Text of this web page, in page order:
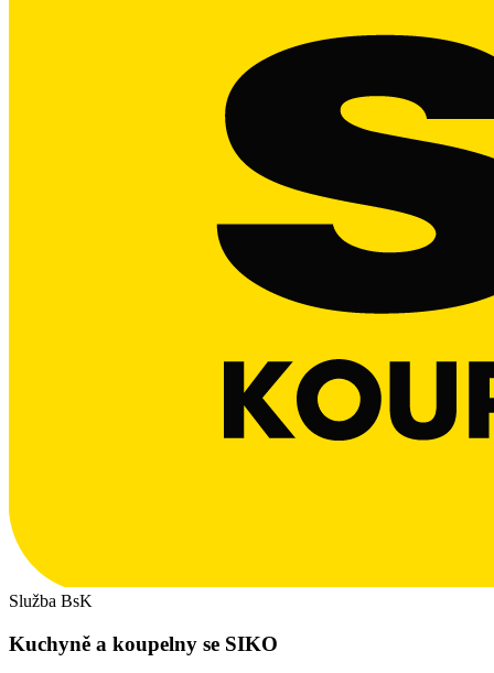
Služba BsK
Kuchyně a koupelny se SIKO